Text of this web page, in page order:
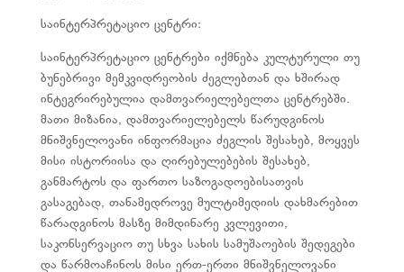
საინტერპრეტაციო ცენტრი:
საინტერპრეტაციო ცენტრები იქმნება კულტურული თუ
ბუნებრივი მემკვიდრეობის ძეგლებთან და ხშირად
ინტეგრირებულია დამთვარიელებელთა ცენტრებში.
მათი მიზანია, დამთვარიელებელს წარუდგინოს
მნიშვნელოვანი ინფორმაცია ძეგლის შესახებ, მოყვეს
მისი ისტორიისა და ღირებულებების შესახებ,
განმარტოს და ფართო საზოგადოებისათვის
გასაგებად, თანამედროვე მულტიმედიის დახმარებით
წარადგინოს მასზე მიმდინარე კვლევითი,
საკონსერვაციო თუ სხვა სახის სამუშაოების შედეგები
და წარმოაჩინოს მისი ერთ-ერთი მნიშვნელოვანი